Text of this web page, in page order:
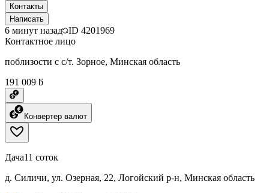
Контакты
Написать
6 минут назад ID 4201969
Контактное лицо
поблизости с с/т. Зорное, Минская область
191 009 ƃ
Конвертер валют
Дача11 соток
д. Силичи, ул. Озерная, 22, Логойский р-н, Минская область